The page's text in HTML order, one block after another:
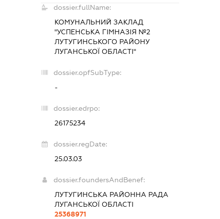
dossier.fullName:
КОМУНАЛЬНИЙ ЗАКЛАД
"УСПЕНСЬКА ГІМНАЗІЯ №2
ЛУТУГИНСЬКОГО РАЙОНУ
ЛУГАНСЬКОЇ ОБЛАСТІ"
dossier.opfSubType:
-
dossier.edrpo:
26175234
dossier.regDate:
25.03.03
dossier.foundersAndBenef:
ЛУТУГИНСЬКА РАЙОННА РАДА
ЛУГАНСЬКОЇ ОБЛАСТІ
25368971